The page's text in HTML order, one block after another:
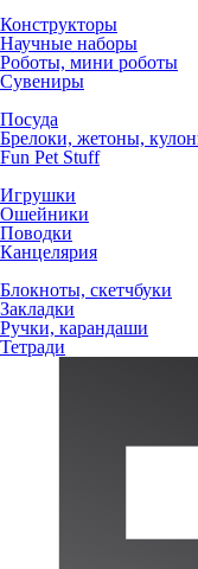
Конструкторы
Научные наборы
Роботы, мини роботы
Сувениры
Посуда
Брелоки, жетоны,
Fun Pet Stuff
Игрушки
Ошейники
Поводки
Канцелярия
Блокноты, скетчбуки
Закладки
Ручки, карандаши
Тетради